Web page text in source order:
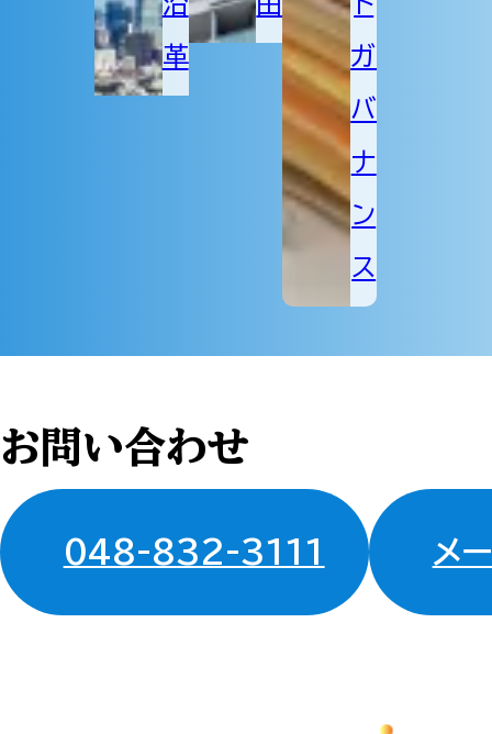
革
ガ
バ
ナ
ン
ス
お問い合わせ
048-832-3111 メ